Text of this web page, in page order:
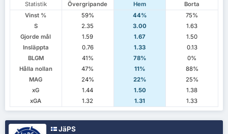
Statistik Övergripande Hem
Borta
Vinst %
59% 44%
75%
S
2.35 3.00
1.63
Gjorde mål
1.59 1.67
1.50
Insläppta
0.76 1.33
0.13
BLGM
41% 78%
0%
Hålla nollan
47% 11%
88%
MAG
24% 22%
25%
xG
1.44 1.50
1.38
xGA
1.32 1.31 1.33
JäPS